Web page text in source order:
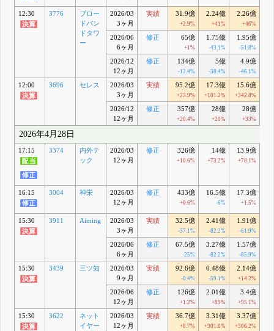
12:30 3776
ブロー
ドバン
ドタワ
ー
2026/03
3ヶ月
実績 31.9億
+2.9%
2.24億
+41%
2.26億
+46%
2026/06
6ヶ月
修正 65億
+1%
1.75億
-43.1%
1.95億
-51.8%
2026/12
12ヶ月
修正 134億
-12.4%
5億
-38.4%
4.9億
-46.1%
12:00 3696 セレス
2026/03
3ヶ月
実績 95.2億
+23.9%
17.3億
+101.2%
15.6億
+342.8%
2026/12
12ヶ月
修正 357億
+20.4%
28億
+20%
28億
+33%
2026年4月28日
17:15 3374
内外テ
ック
2026/03
12ヶ月
修正 326億
+10.6%
14億
+73.2%
13.9億
+78.1%
16:15 3004 神栄
2026/03
12ヶ月
修正 433億
+0.6%
16.5億
-6%
17.3億
+1.5%
15:30 3911 Aiming
2026/03
3ヶ月
実績 32.5億
-37.1%
2.41億
-82.2%
1.91億
-61.9%
2026/06
6ヶ月
修正 67.5億
-25%
3.27億
-82.2%
1.57億
-85.9%
15:30 3439 三ツ知
2026/03
9ヶ月
実績 92.6億
-0.4%
0.48億
-59.1%
2.14億
+14.2%
2026/06
12ヶ月
修正 126億
+1.2%
2.01億
+89%
3.4億
+95.1%
15:30 3622
ネット
イヤー
2026/03
12ヶ月
実績 36.7億
+8.7%
3.31億
+301.6%
3.37億
+306.2%